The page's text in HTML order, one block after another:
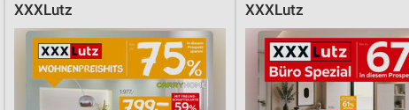
XXXLutz XXXLutz
von Daten aus verschiedenen